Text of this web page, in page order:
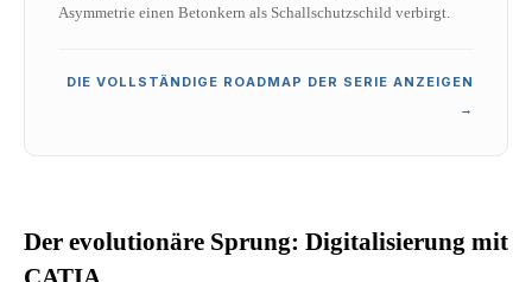
Asymmetrie einen Betonkern als Schallschutzschild verbirgt.
DIE VOLLSTÄNDIGE ROADMAP DER SERIE ANZEIGEN
→
Der evolutionäre Sprung: Digitalisierung mit